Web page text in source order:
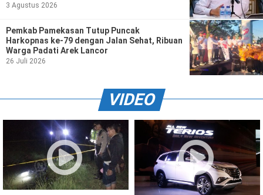
©
Copyright
2026
News
Indonesia
Reserve
3 Agustus 2026
Pemkab Pamekasan Tutup Puncak
Harkopnas ke-79 dengan Jalan Sehat, Ribuan
Warga Padati Arek Lancor
26 Juli 2026
VIDEO